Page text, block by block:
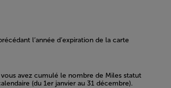
l’année d’expiration de la carte
avez cumulé le nombre de Miles statut
(du 1er janvier au 31 décembre).